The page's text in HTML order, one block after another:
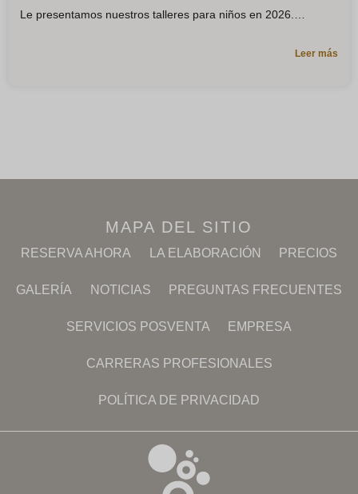
Le presentamos nuestros talleres para niños en 2026.
Leer más
MAPA DEL SITIO
RESERVA AHORA LA ELABORACIÓN PRECIOS
GALERÍA NOTICIAS PREGUNTAS FRECUENTES
SERVICIOS POSVENTA EMPRESA
CARRERAS PROFESIONALES
POLÍTICA DE PRIVACIDAD